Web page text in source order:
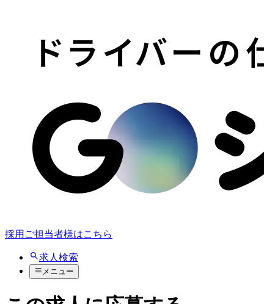
採用ご担当者様はこちら
求人検索
メニュー